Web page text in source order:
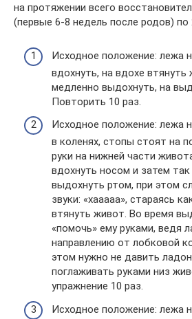
на протяжении всего
(первые 6-8 недель после родов) по
Исходное положение: лежа
вдохнуть, на вдохе
медленно выдохнуть, на
Повторить 10 раз.
Исходное положение: лежа
в коленях, стопы стоят на
руки на нижней части
вдохнуть носом и затем
выдохнуть ртом, при этом
звуки: «хааааа», стараясь
втянуть живот. Во время
«помочь» ему руками, ведя
направлению от лобковой
этом нужно не давить
поглаживать руками низ
упражнение 10 раз.
Исходное положение: лежа